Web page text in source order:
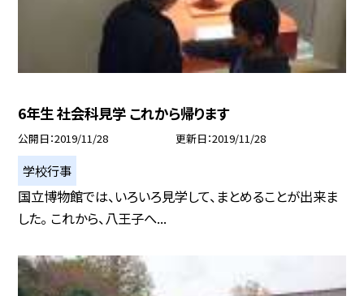
6年生 社会科見学 これから帰ります
公開日 2019/11/28 更新日 2019/11/28
学校行事
国立博物館では、いろいろ見学して、まとめることが出来ま
した。 これから、八王子へ...